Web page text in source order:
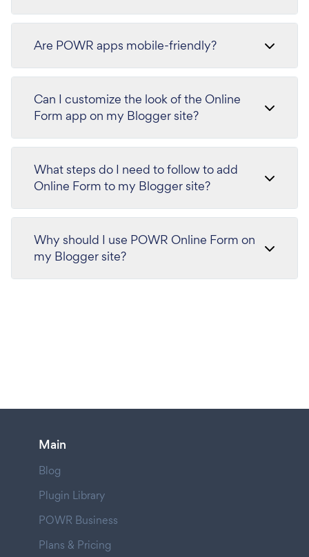
Are POWR apps mobile-friendly?
Can I customize the look of the Online
Form app on my Blogger site?
What steps do I need to follow to add
Online Form to my Blogger site?
Why should I use POWR Online Form on
my Blogger site?
Main
Blog
Plugin Library
POWR Business
Plans & Pricing